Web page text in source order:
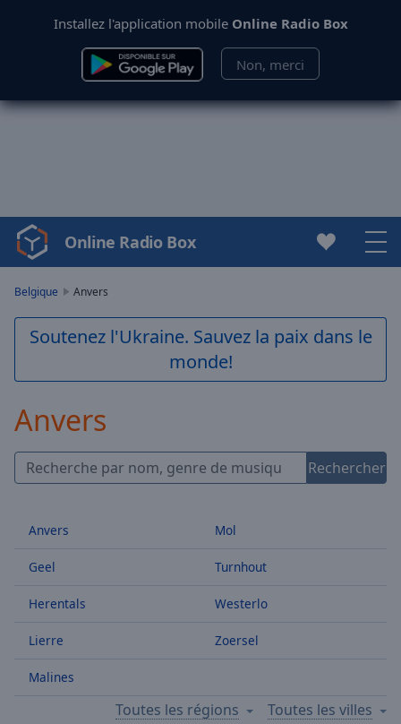
Installez l'application mobile Online Radio Box
Non, merci
Video
Player
Play
Video
Skip
Skip
Forward
Mute
Current
Duration-:-
0.00%
TypeLIVE
live,
behind
LIVE
Online Radio Box
Belgique Anvers
Soutenez l'Ukraine. Sauvez la paix dans le
monde!
Anvers
Rechercher
Anvers
Geel
Herentals
Lierre
Malines
Mol
Turnhout
Westerlo
Zoersel
Toutes les villes
Toutes les régions